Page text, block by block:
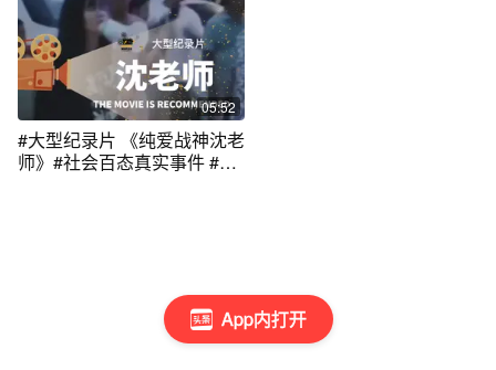
App内打开
05:52
#大型纪录片 《纯爱战神沈老
师》#社会百态真实事件 #生